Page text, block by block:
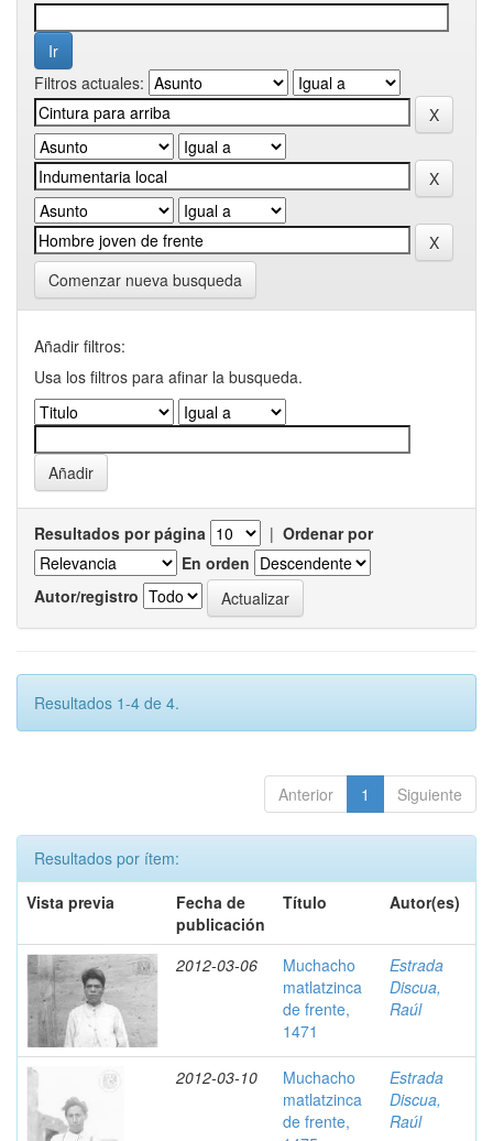
Filtros actuales:
Comenzar nueva busqueda
Añadir filtros:
Usa los filtros para afinar la busqueda.
Resultados por página | Ordenar por
En orden
Autor/registro
Resultados 1-4 de 4.
Anterior 1 Siguiente
Resultados por ítem:
Vista previa
Fecha de
publicación
Título Autor(es)
2012-03-06
Muchacho
matlatzinca
de frente,
1471
Estrada
Discua,
Raúl
2012-03-10
Muchacho
matlatzinca
de frente,
Estrada
Discua,
Raúl